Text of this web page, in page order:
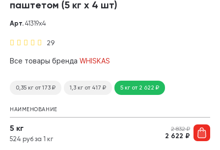
паштетом (5 кг х 4 шт)
29
Арт. 41319х4
Все товары бренда WHISKAS
0,35 кг от 173 ₽ 1,3 кг от 417 ₽ 5 кг от 2 622₽
НАИМЕНОВАНИЕ
5 кг
524 руб за 1 кг
2 832₽
2 622 ₽